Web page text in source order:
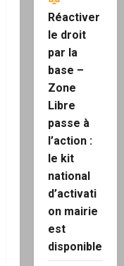
Réactiver
le droit
par la
base –
Zone
Libre
passe à
l’action :
le kit
national
d’activati
on mairie
est
disponible